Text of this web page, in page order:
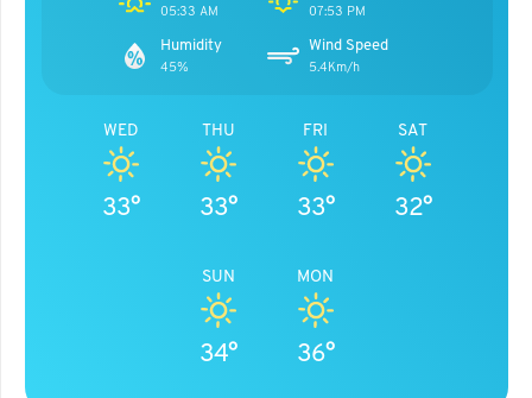
05:33 AM 07:53 PM
Humidity
45%
Wind Speed
5.4Km/h
WED
33°
THU
33°
FRI
33°
SAT
32°
SUN
34°
MON
36°